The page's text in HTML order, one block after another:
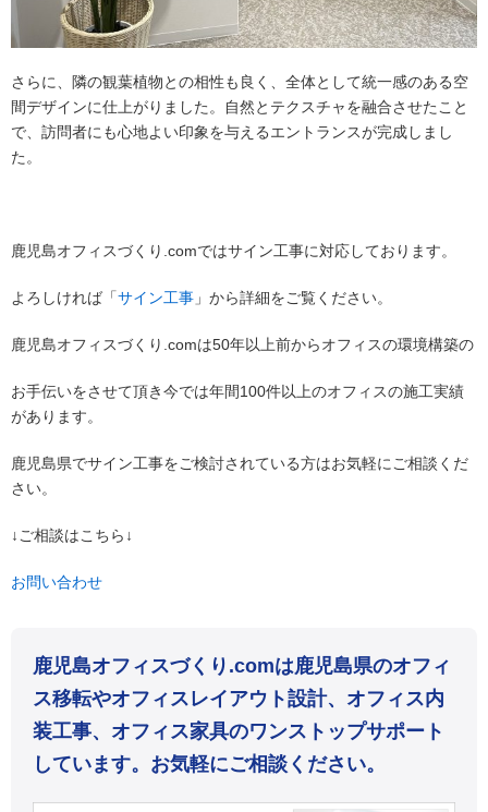
さらに、隣の観葉植物との相性も良く、全体として統一感のある空
間デザインに仕上がりました。自然とテクスチャを融合させたこと
で、訪問者にも心地よい印象を与えるエントランスが完成しまし
た。
鹿児島オフィスづくり.comではサイン工事に対応しております。
よろしければ「サイン工事 」から詳細をご覧ください。
鹿児島オフィスづくり.comは50年以上前からオフィスの環境構築の
お手伝いをさせて頂き今では年間100件以上のオフィスの施工実績
があります。
鹿児島県でサイン工事をご検討されている方はお気軽にご相談くだ
さい。
↓ご相談はこちら↓
お問い合わせ
鹿児島オフィスづくり.comは鹿児島県のオフィ
ス移転やオフィスレイアウト設計、オフィス内
装工事、オフィス家具のワンストップサポート
しています。お気軽にご相談ください。